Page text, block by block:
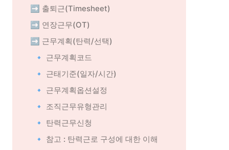
➡️ 출퇴근(Timesheet)
➡️ 연장근무(OT)
➡️ 근무계획(탄력/선택)
🔹 근무계획코드
🔹 근태기준(일자/시간)
🔹 근무계획옵션설정
🔹 조직근무유형관리
🔹 탄력근무신청
🔹 참고 : 탄력근로 구성에 대한 이해